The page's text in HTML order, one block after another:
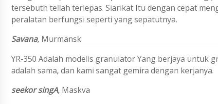
tersebuth tellah terlepas. Siarikat Itu dengan cepat
peralatan berfungsi seperti yang sepatutnya.
Savana, Murmansk
YR-350 Adalah modelis granulator Yang berjaya untuk
adalah sama, dan kami sangat gemira dengan kerjanya.
seekor singA, Maskva